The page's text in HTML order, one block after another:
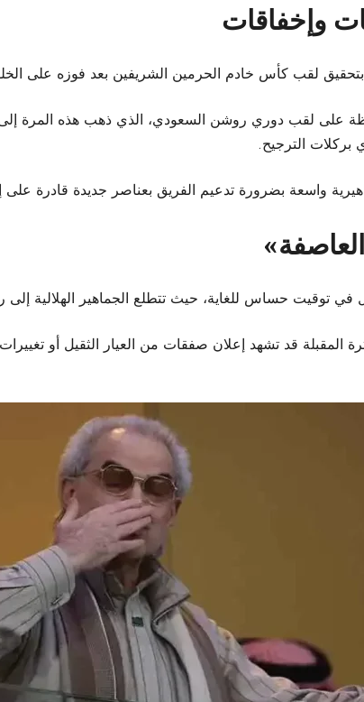
وإخفاقات
كأس خادم الحرمين الشريفين بعد فوزه على
على لقب دوري روشن السعودي
الترجيح.
واسعة بضرورة تدعيم الفريق بعناصر جديدة قادرة على
في توقيت حساس للغاية، حيث تتطلع الجماهير الهلالية إلى
المقبلة قد تشهد إعلان صفقات من العيار الثقيل أو